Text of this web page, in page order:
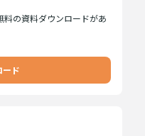
の資料ダウンロードがあ
ード